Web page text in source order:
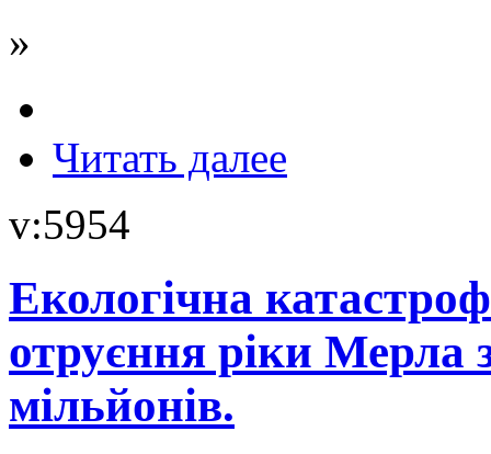
»
Читать далее
v:5954
Екологічна
отруєння ріки Мерла
мільйонів.